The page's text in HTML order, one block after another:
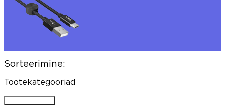
Sorteerimine:
Tootekategooriad